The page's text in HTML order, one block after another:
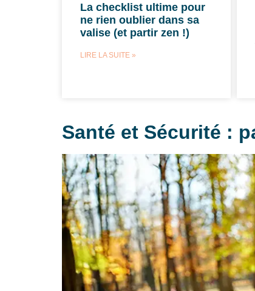
La checklist ultime pour
ne rien oublier dans sa
valise (et partir zen !)
LIRE LA SUITE »
Santé et Sécurité :